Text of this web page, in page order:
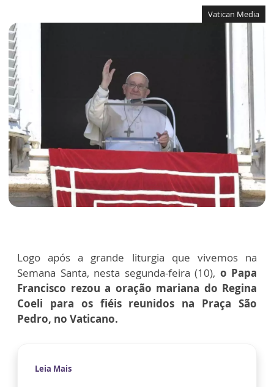
Vatican Media
Logo após a grande liturgia que vivemos na
Semana Santa, nesta segunda-feira (10), o Papa
Francisco rezou a oração mariana do Regina
Coeli para os fiéis reunidos na Praça São
Pedro, no Vaticano.
Leia Mais